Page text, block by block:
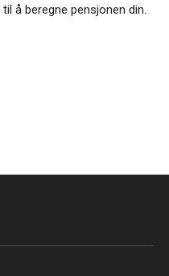
å beregne pensjonen din.